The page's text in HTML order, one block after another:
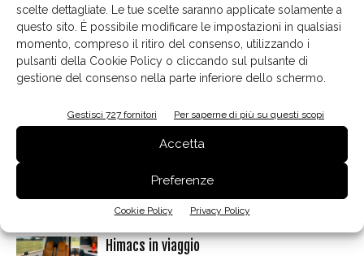
scelte dettagliate. Le tue scelte saranno applicate solamente a
questo sito. È possibile modificare le impostazioni in qualsiasi
momento, compreso il ritiro del consenso, utilizzando i
pulsanti della Cookie Policy o cliccando sul pulsante di
gestione del consenso nella parte inferiore dello schermo.
Gestisci 727 fornitori Per saperne di più su questi scopi
Accetta
Preferenze
Cookie Policy Privacy Policy
Facebook Twitter Pinterest
Articoli correlati Dello stesso autore
Himacs in viaggio